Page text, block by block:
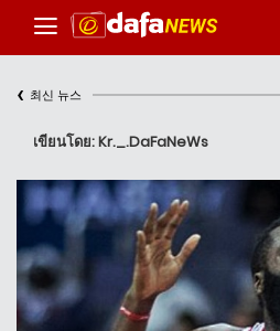
‹ 최신 뉴스
เขียนโดย: Kr._.DaFaNeWs